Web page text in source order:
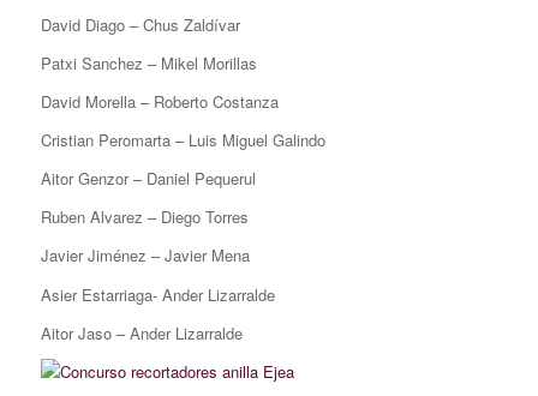
David Diago – Chus Zaldívar
Patxi Sanchez – Mikel Morillas
David Morella – Roberto Costanza
Cristian Peromarta – Luis Miguel Galindo
Aitor Genzor – Daniel Pequerul
Ruben Alvarez – Diego Torres
Javier Jiménez – Javier Mena
Asier Estarriaga- Ander Lizarralde
Aitor Jaso – Ander Lizarralde